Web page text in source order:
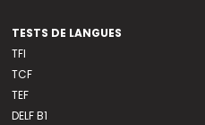
TESTS DE LANGUES
TFI
TCF
TEF
DELF B1